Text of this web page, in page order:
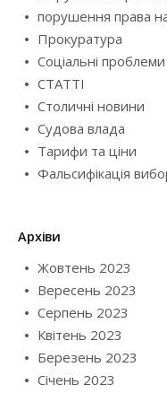
порушення права
Прокуратура
Соціальні проблеми
СТАТТІ
Столичні новини
Судова влада
Тарифи та ціни
Фальсифікація
Архіви
Жовтень 2023
Вересень 2023
Серпень 2023
Квітень 2023
Березень 2023
Січень 2023